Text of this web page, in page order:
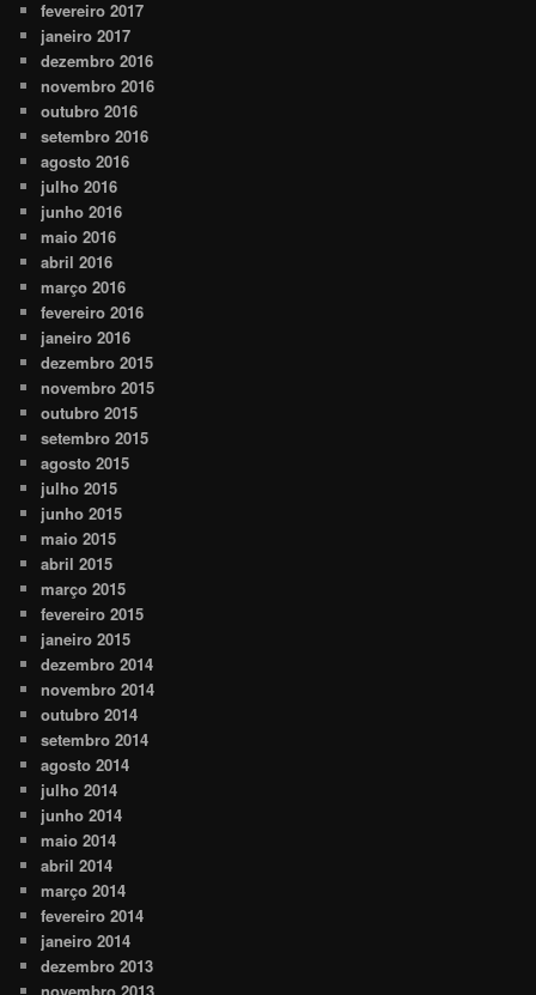
fevereiro 2017
janeiro 2017
dezembro 2016
novembro 2016
outubro 2016
setembro 2016
agosto 2016
julho 2016
junho 2016
maio 2016
abril 2016
março 2016
fevereiro 2016
janeiro 2016
dezembro 2015
novembro 2015
outubro 2015
setembro 2015
agosto 2015
julho 2015
junho 2015
maio 2015
abril 2015
março 2015
fevereiro 2015
janeiro 2015
dezembro 2014
novembro 2014
outubro 2014
setembro 2014
agosto 2014
julho 2014
junho 2014
maio 2014
abril 2014
março 2014
fevereiro 2014
janeiro 2014
dezembro 2013